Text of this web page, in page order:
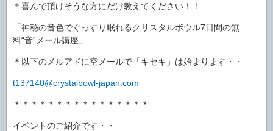
＊喜んで頂けそうな方にだけ教えてください！！
「神秘の音色でぐっすり眠れるクリスタルボウル7日間の無
料“音”メール講座」
＊以下のメルアドに空メールで「キセキ」は始まります・・
t137140@crystalbowl-japan.com
＊＊＊＊＊＊＊＊＊＊＊＊＊＊＊＊
イベントのご紹介です・・